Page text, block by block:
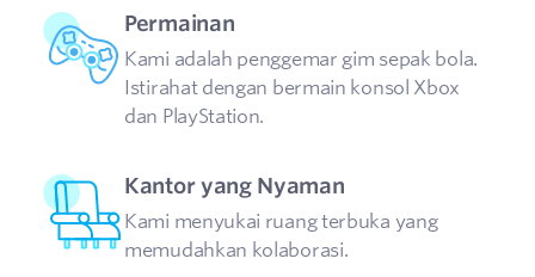
Permainan
Kami adalah penggemar gim sepak bola.
Istirahat dengan bermain konsol Xbox
dan PlayStation.
Kantor yang Nyaman
Kami menyukai ruang terbuka yang
memudahkan kolaborasi.